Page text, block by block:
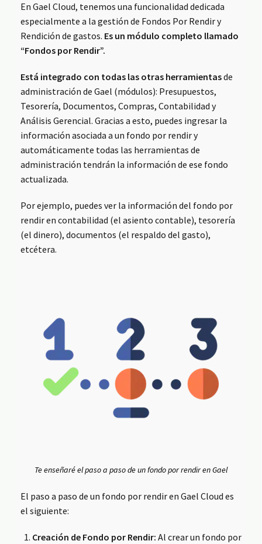
En Gael Cloud, tenemos una funcionalidad dedicada
especialmente a la gestión de Fondos Por Rendir y
Rendición de gastos. Es un módulo completo llamado
“Fondos por Rendir”.
Está integrado con todas las otras herramientasde
administración de Gael (módulos): Presupuestos,
Tesorería, Documentos, Compras, Contabilidad y
Análisis Gerencial. Gracias a esto, puedes ingresar la
información asociada a un fondo por rendir y
automáticamente todas las herramientas de
administración tendrán la información de ese fondo
actualizada.
Por ejemplo, puedes ver la información del fondo por
rendir en contabilidad (el asiento contable), tesorería
(el dinero), documentos (el respaldo del gasto),
etcétera.
Te enseñaré el paso a paso de un fondo por rendir en Gael
El paso a paso de un fondo por rendir en Gael Cloud es
el siguiente:
Creación de Fondo por Rendir: Al crear un fondo por